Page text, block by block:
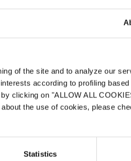
of the site and to analyze our
according to profiling
clicking on "ALLOW ALL
the use of cookies, please
Statistics
Cyklónová
FREERIDER™ nabízí
díky patentovanému velmi
dlouhotrvajícímu
kartáče a progresivní dvojitá